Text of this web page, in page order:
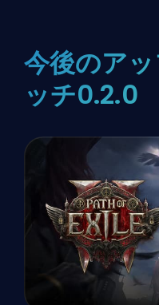
今後のア
ッチ0.2.0